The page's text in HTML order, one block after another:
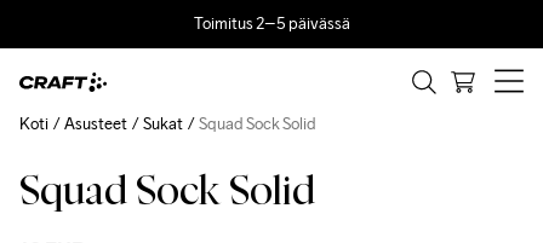
Toimitus 2–5 päivässä
Squad Sock Solid
Koti Asusteet Sukat Squad Sock Solid